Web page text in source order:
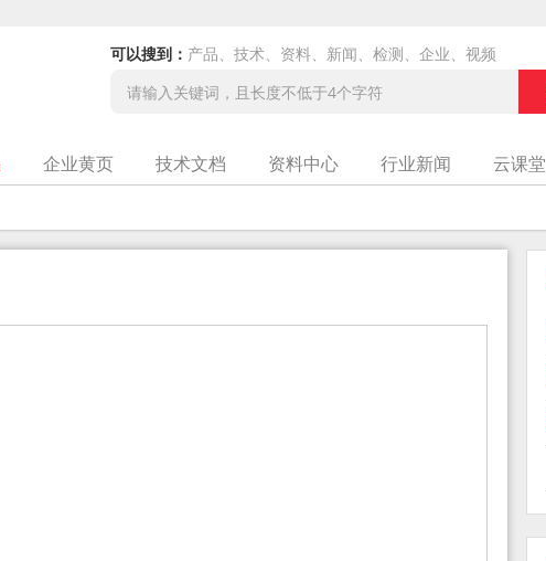
可以搜到： 产品、技术、资料、新闻、检测、企业、视频
企业黄页 技术文档 资料中心 行业新闻 云课堂